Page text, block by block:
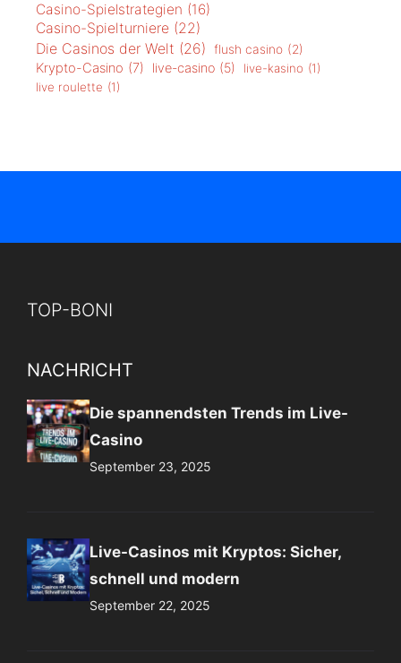
Casino-Spielstrategien (16)
Casino-Spielturniere (22)
Die Casinos der Welt (26) flush casino (2)
Krypto-Casino (7) live-casino (5) live-kasino (1)
live roulette (1)
TOP-BONI
NACHRICHT
Die spannendsten Trends im Live-
Casino
September 23, 2025
Live-Casinos mit Kryptos: Sicher,
schnell und modern
September 22, 2025